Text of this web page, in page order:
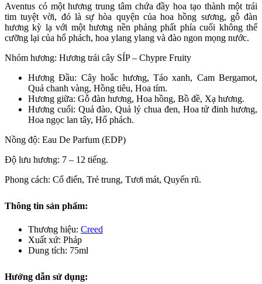
Aventus có một hương trung tâm chứa đầy hoa tạo thành một trái
tim tuyệt vời, đó là sự hòa quyện của hoa hồng sương, gỗ đàn
hương kỳ lạ với một hương nền phảng phất phía cuối không thể
cưỡng lại của hổ phách, hoa ylang ylang và đào ngon mọng nước.
Nhóm hương: Hương trái cây SÍP – Chypre Fruity
Hương Đầu: Cây hoắc hương, Táo xanh, Cam Bergamot,
Quả chanh vàng, Hồng tiêu, Hoa tím.
Hương giữa: Gỗ đàn hương, Hoa hồng, Bồ đề, Xạ hương.
Hương cuối: Quả đào, Quả lý chua đen, Hoa tử đinh hương,
Hoa ngọc lan tây, Hổ phách.
Nồng độ: Eau De Parfum (EDP)
Độ lưu hương: 7 – 12 tiếng.
Phong cách: Cổ điển, Trẻ trung, Tươi mát, Quyến rũ.
Thông tin sản phẩm:
Thương hiệu: Creed
Xuất xứ: Pháp
Dung tích: 75ml
Hướng dẫn sử dụng: